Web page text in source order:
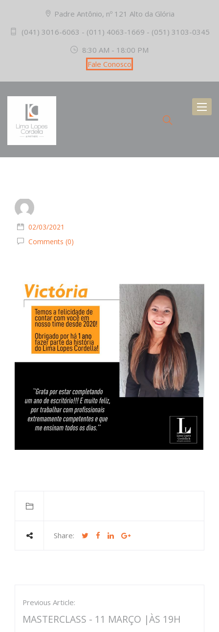
Padre Antônio, nº 121 Alto da Glória
(041) 3016-6063 - (011) 4063-1669 - (051) 3103-0345
8:30 AM - 18:00 PM
Fale Conosco
02/03/2021
Comments (0)
Share:
Previous Article:
MASTERCLASS - 11 MARÇO |ÀS 19H